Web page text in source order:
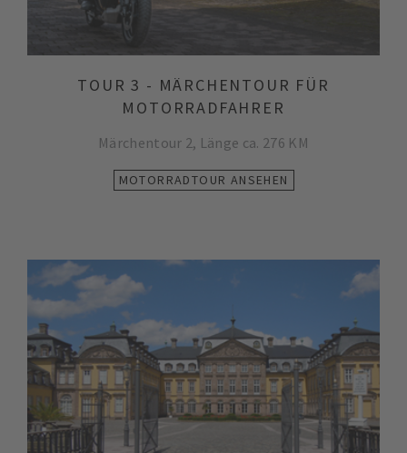
TOUR 3 - MÄRCHENTOUR FÜR
MOTORRADFAHRER
Märchentour 2, Länge ca. 276 KM
MOTORRADTOUR ANSEHEN